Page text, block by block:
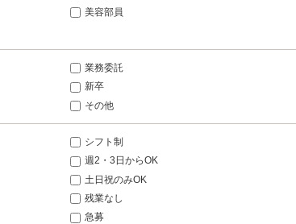
美容部員
業務委託
新卒
その他
シフト制
週2・3日からOK
土日祝のみOK
残業なし
急募